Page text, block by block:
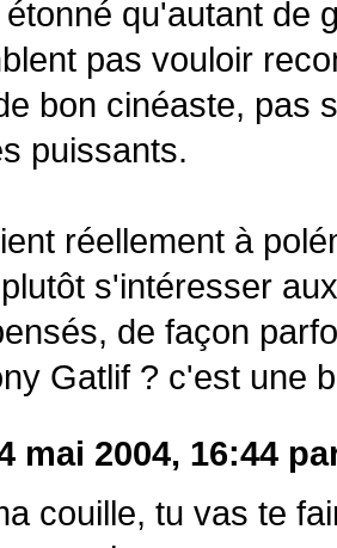
qu'autant de
pas vouloir
bon cinéaste, pas
puissants.
réellement à
s'intéresser
de façon
Gatlif ? c'est une
mai 2004, 16:44
couille, tu vas te